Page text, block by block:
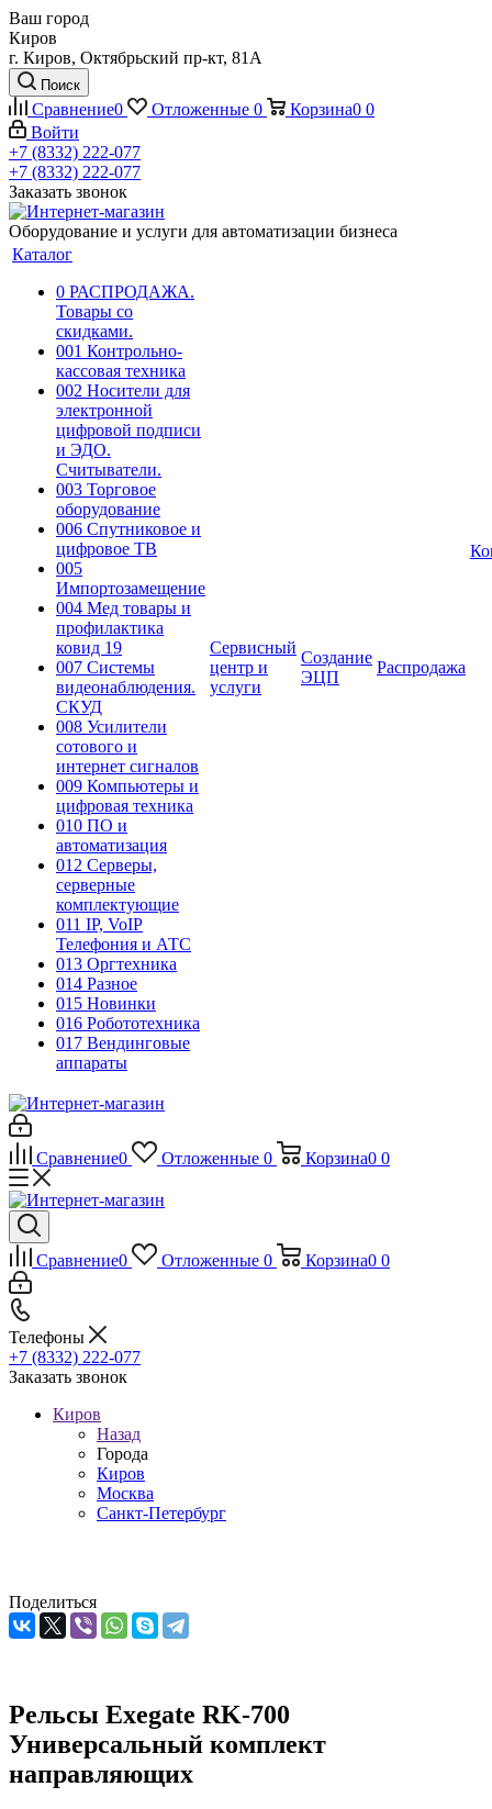
Ваш город
Киров
г. Киров, Октябрьский пр-кт, 81А
Поиск
Сравнение0 Отложенные 0 Корзина0 0
Войти
+7 (8332) 222-077
+7 (8332) 222-077
Заказать звонок
Оборудование и услуги для автоматизации бизнеса
Каталог
0 РАСПРОДАЖА.
Товары со
скидками.
001 Контрольно-
кассовая техника
002 Носители для
электронной
цифровой подписи
и ЭДО.
Считыватели.
003 Торговое
оборудование
006 Спутниковое и
цифровое ТВ
005
Импортозамещение
004 Мед товары и
профилактика
ковид 19
007 Системы
видеонаблюдения.
СКУД
008 Усилители
сотового и
интернет сигналов
009 Компьютеры и
цифровая техника
010 ПО и
автоматизация
012 Серверы,
серверные
комплектующие
011 IP, VoIP
Телефония и АТС
013 Оргтехника
014 Разное
015 Новинки
016 Робототехника
017 Вендинговые
аппараты
Сервисный
центр и
услуги
Создание
ЭЦП
Распродажа
Сравнение0 Отложенные 0 Корзина0 0
Сравнение0 Отложенные 0 Корзина0 0
Телефоны
+7 (8332) 222-077
Заказать звонок
Киров
Назад
Города
Киров
Москва
Санкт-Петербург
Поделиться
Рельсы Exegate RK-700
Универсальный комплект
направляющих